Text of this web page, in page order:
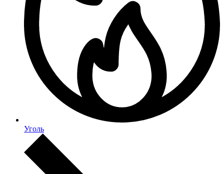
Уголь